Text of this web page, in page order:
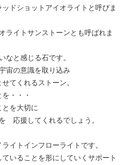
ドショットアイオライトと呼びま
ライトサンストーンとも呼ばれま
なと感じる石です。
宙の意識を取り込み
てくれるストーン。
・・・
とを大切に
応援してくれるでしょう。
イトインフローライトです。
いることを形にしていくサポート